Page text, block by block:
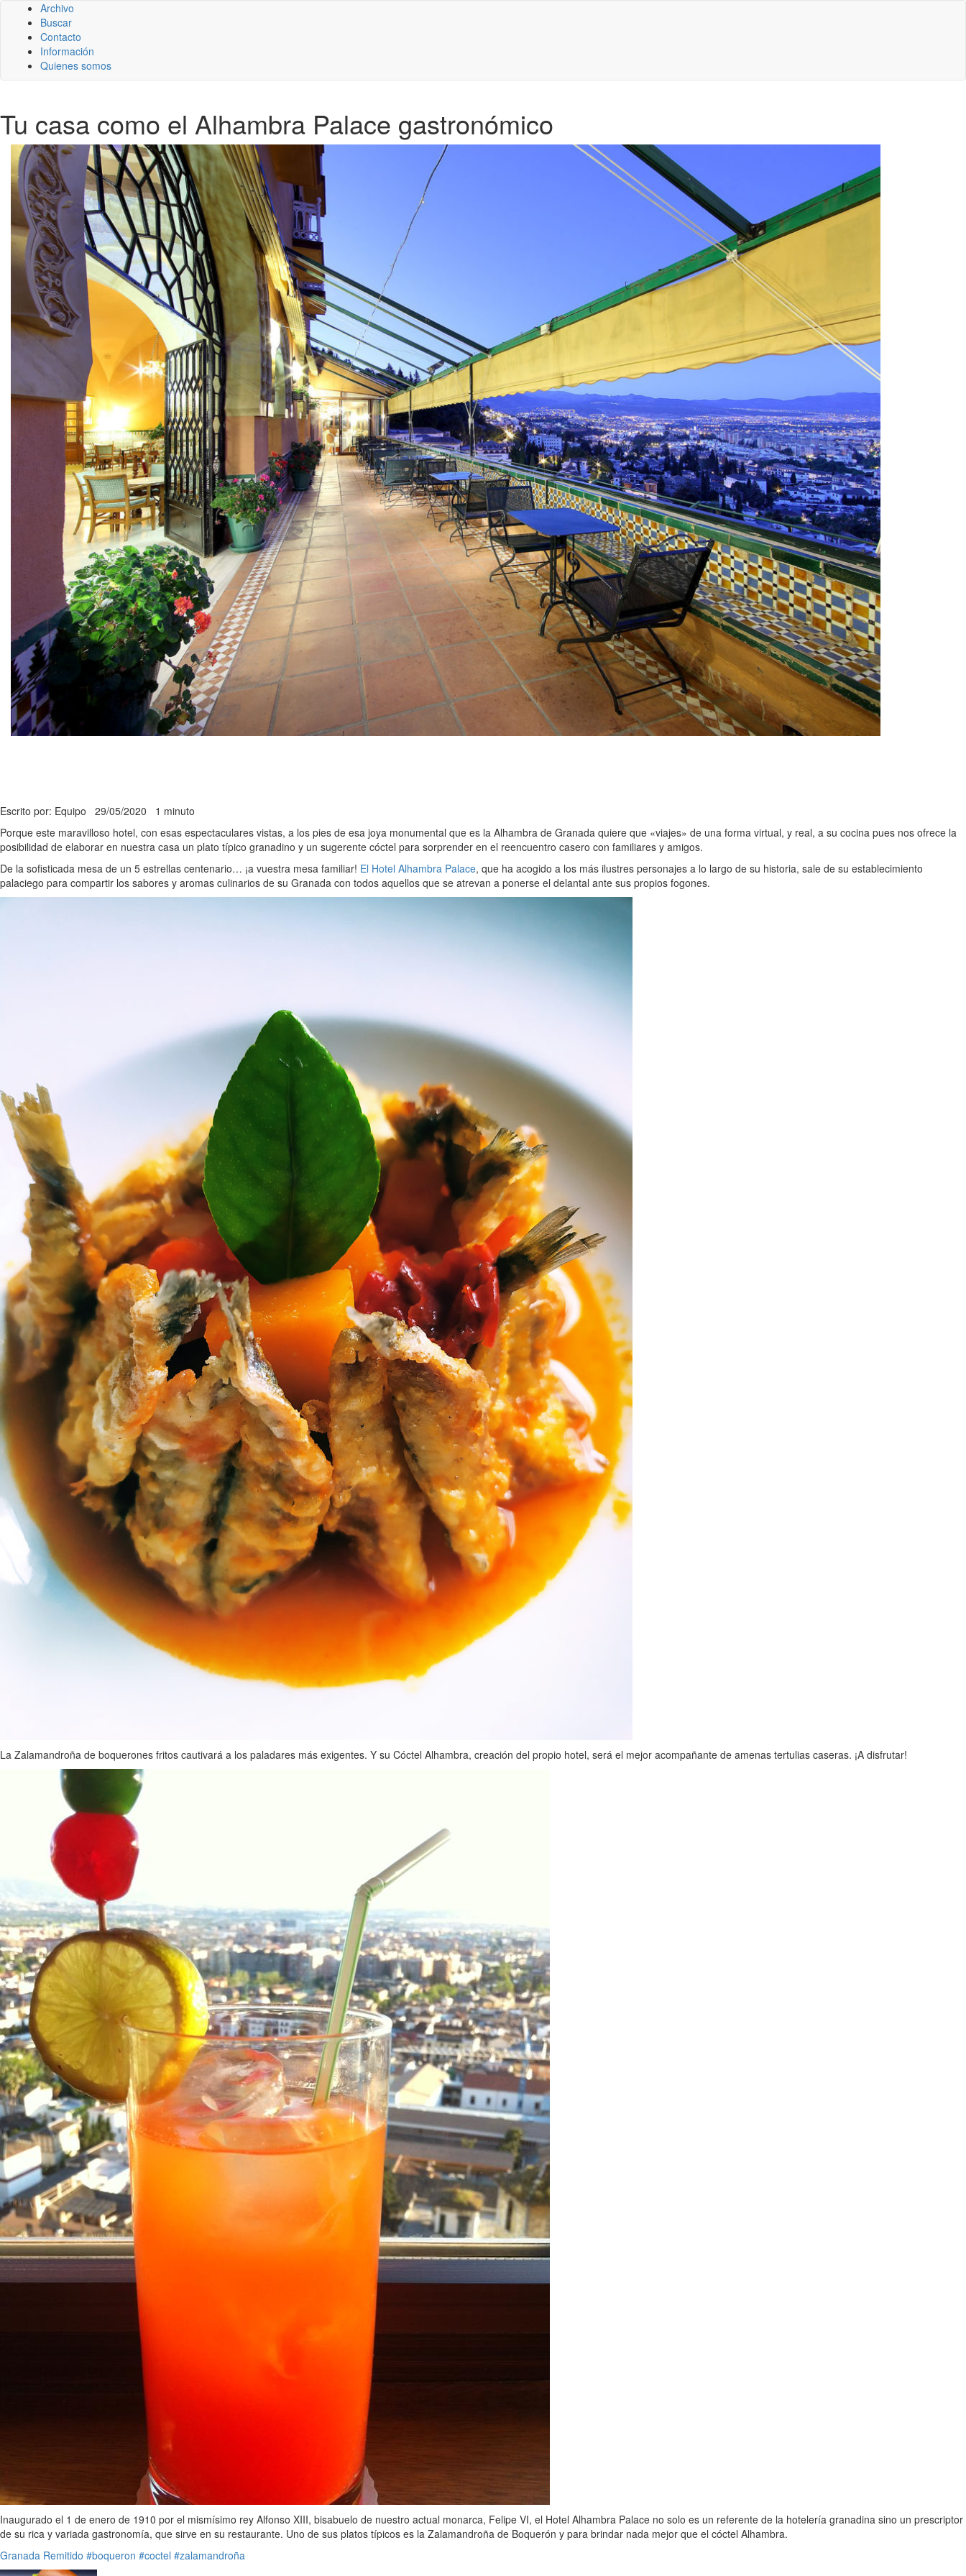
Archivo
Buscar
Contacto
Información
Quienes somos
Tu casa como el Alhambra Palace gastronómico
Escrito por: Equipo 29/05/2020 1 minuto
Porque este maravilloso hotel, con esas espectaculares vistas, a los pies de esa joya monumental que es la Alhambra de Granada quiere que «viajes» de una forma virtual, y real, a su cocina pues nos ofrece la
posibilidad de elaborar en nuestra casa un plato típico granadino y un sugerente cóctel para sorprender en el reencuentro casero con familiares y amigos.
De la sofisticada mesa de un 5 estrellas centenario… ¡a vuestra mesa familiar! El Hotel Alhambra Palace, que ha acogido a los más ilustres personajes a lo largo de su historia, sale de su establecimiento
palaciego para compartir los sabores y aromas culinarios de su Granada con todos aquellos que se atrevan a ponerse el delantal ante sus propios fogones.
La Zalamandroña de boquerones fritos cautivará a los paladares más exigentes. Y su Cóctel Alhambra, creación del propio hotel, será el mejor acompañante de amenas tertulias caseras. ¡A disfrutar!
Inaugurado el 1 de enero de 1910 por el mismísimo rey Alfonso XIII, bisabuelo de nuestro actual monarca, Felipe VI, el Hotel Alhambra Palace no solo es un referente de la hotelería granadina sino un prescriptor
de su rica y variada gastronomía, que sirve en su restaurante. Uno de sus platos típicos es la Zalamandroña de Boquerón y para brindar nada mejor que el cóctel Alhambra.
Granada Remitido #boqueron #coctel #zalamandroña